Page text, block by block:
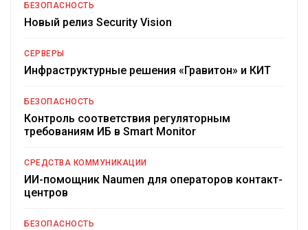
БЕЗОПАСНОСТЬ
Новый релиз Security Vision
СЕРВЕРЫ
Инфраструктурные решения «Гравитон» и КИТ
БЕЗОПАСНОСТЬ
Контроль соответствия регуляторным
требованиям ИБ в Smart Monitor
СРЕДСТВА КОММУНИКАЦИИ
ИИ-помощник Naumen для операторов контакт-
центров
БЕЗОПАСНОСТЬ